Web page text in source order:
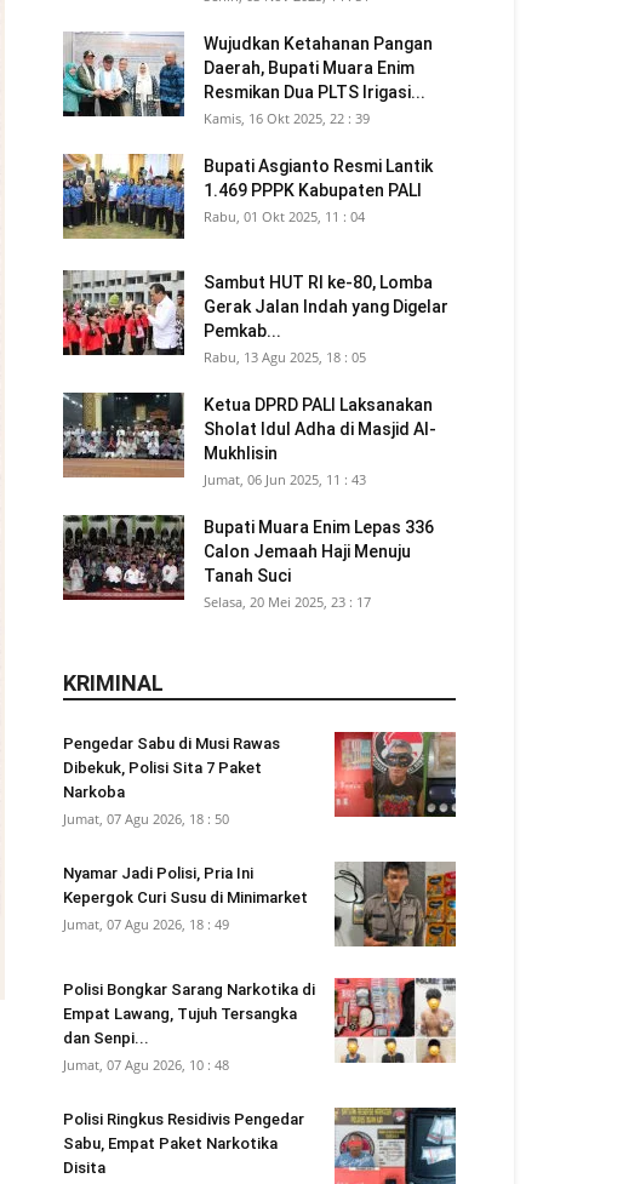
Wujudkan Ketahanan Pangan
Daerah, Bupati Muara Enim
Resmikan Dua PLTS Irigasi...
Kamis, 16 Okt 2025, 22 : 39
Bupati Asgianto Resmi Lantik
1.469 PPPK Kabupaten PALI
Rabu, 01 Okt 2025, 11 : 04
Sambut HUT RI ke-80, Lomba
Gerak Jalan Indah yang Digelar
Pemkab...
Rabu, 13 Agu 2025, 18 : 05
Ketua DPRD PALI Laksanakan
Sholat Idul Adha di Masjid Al-
Mukhlisin
Jumat, 06 Jun 2025, 11 : 43
Bupati Muara Enim Lepas 336
Calon Jemaah Haji Menuju
Tanah Suci
Selasa, 20 Mei 2025, 23 : 17
KRIMINAL
Pengedar Sabu di Musi Rawas
Dibekuk, Polisi Sita 7 Paket
Narkoba
Jumat, 07 Agu 2026, 18 : 50
Nyamar Jadi Polisi, Pria Ini
Kepergok Curi Susu di Minimarket
Jumat, 07 Agu 2026, 18 : 49
Polisi Bongkar Sarang Narkotika di
Empat Lawang, Tujuh Tersangka
dan Senpi...
Jumat, 07 Agu 2026, 10 : 48
Polisi Ringkus Residivis Pengedar
Sabu, Empat Paket Narkotika
Disita